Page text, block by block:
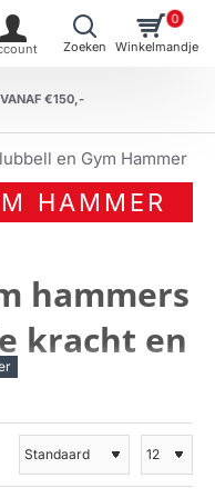
VANAF €150,-
0
en Gym Hammer
HAMMER
hammers
kracht en
onbalans:
deden